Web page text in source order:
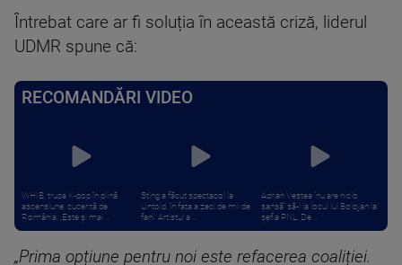
Întrebat care ar fi soluția în această criză, liderul
UDMR spune că:
RECOMANDĂRI VIDEO
WHIB, trupa K-pop în plină
ascensiune, cucerită de
România: „Este și mai ...
Sting a făcut spectacol la
Untold, în fața a zeci de mii de
fani. Artistul a ...
Adrian Veștea “nu are nicio
șansă” să-i ia locul lui Bolojan la
șefia PNL. De ...
„Prima opțiune pentru noi este refacerea coaliției.